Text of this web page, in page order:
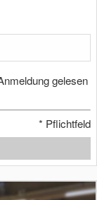
gelesen
* Pflichtfeld